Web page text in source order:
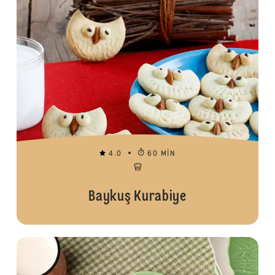
4.0 60 MIN
Baykuş Kurabiye